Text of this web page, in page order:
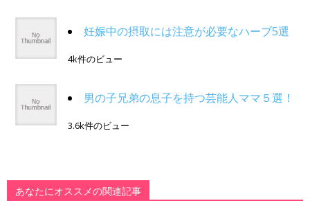
妊娠中の摂取には注意が必要なハーブ5選
4k件のビュー
男の子兄弟の息子を持つ芸能人ママ５選！
3.6k件のビュー
あなたにオススメの関連記事